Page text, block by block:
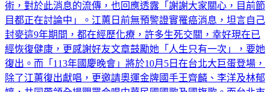
術，對於此消息的流傳，也回應透露「謝謝大家關心，目前節
目都正在討論中」。江蕙日前無預警證實罹癌消息，坦言自己
封麥這9年期間，都在經歷化療，許多生死交關，幸好現在已
經恢復健康，更感謝好友文章鼓勵她「人生只有一次」，要她
復出。而「113年國慶晚會」將於10月5日在台北大巨蛋登場，
除了江蕙復出獻唱，更邀請奧運金牌國手王齊麟、李洋及林郁